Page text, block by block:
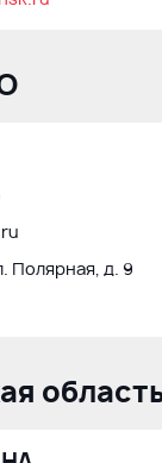
Полярная, д. 9